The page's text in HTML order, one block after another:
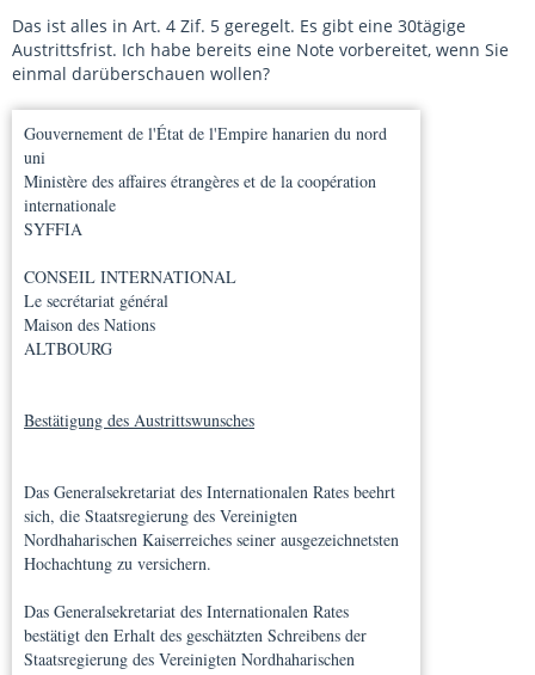
Das ist alles in Art. 4 Zif. 5 geregelt. Es gibt eine 30tägige
Austrittsfrist. Ich habe bereits eine Note vorbereitet, wenn Sie
einmal darüberschauen wollen?
Gouvernement de l'État de l'Empire hanarien du nord
uni
Ministère des affaires étrangères et de la coopération
internationale
SYFFIA
CONSEIL INTERNATIONAL
Le secrétariat général
Maison des Nations
ALTBOURG
Bestätigung des Austrittswunsches
Das Generalsekretariat des Internationalen Rates beehrt
sich, die Staatsregierung des Vereinigten
Nordhaharischen Kaiserreiches seiner ausgezeichnetsten
Hochachtung zu versichern.
Das Generalsekretariat des Internationalen Rates
bestätigt den Erhalt des geschätzten Schreibens der
Staatsregierung des Vereinigten Nordhaharischen